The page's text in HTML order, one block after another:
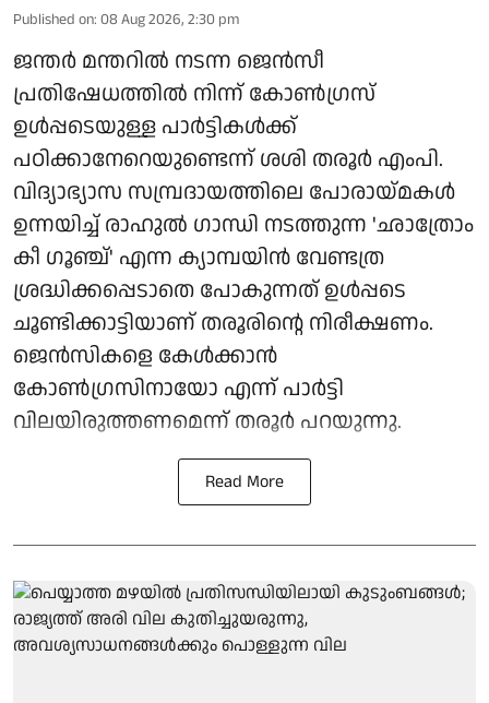
Published on: 08 Aug 2026, 2:30 pm
ജന്തർ മന്തറിൽ നടന്ന ജെൻസീ
പ്രതിഷേധത്തിൽ നിന്ന് കോൺഗ്രസ്
ഉൾപ്പടെയുള്ള പാർട്ടികൾക്ക്
പഠിക്കാനേറെയുണ്ടെന്ന് ശശി തരൂർ എംപി.
വിദ്യാഭ്യാസ സമ്പ്രദായത്തിലെ പോരായ്മകൾ
ഉന്നയിച്ച് രാഹുൽ ഗാന്ധി നടത്തുന്ന 'ഛാത്രോം
കീ ഗൂഞ്ച്' എന്ന ക്യാമ്പയിൻ വേണ്ടത്ര
ശ്രദ്ധിക്കപ്പെടാതെ പോകുന്നത് ഉൾപ്പടെ
ചൂണ്ടിക്കാട്ടിയാണ് തരൂരിന്റെ നിരീക്ഷണം.
ജെൻസികളെ കേൾക്കാൻ
കോൺഗ്രസിനായോ എന്ന് പാർട്ടി
വിലയിരുത്തണമെന്ന് തരൂർ പറയുന്നു.
Read More